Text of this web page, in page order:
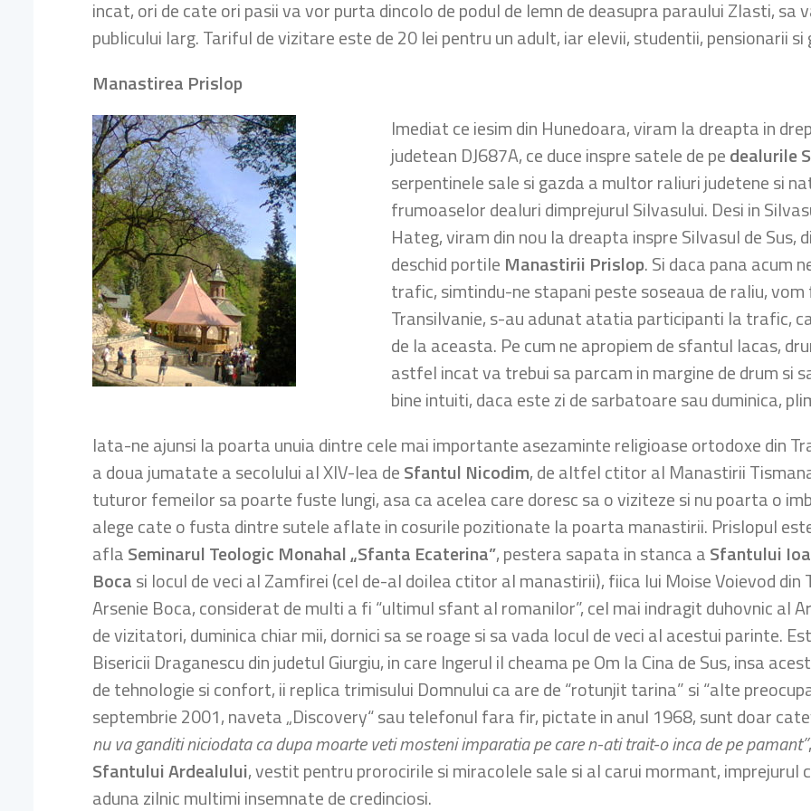
incat, ori de cate ori pasii va vor purta dincolo de podul de lemn de deasupra paraului Zlasti, sa
publicului larg. Tariful de vizitare este de 20 lei pentru un adult, iar elevii, studentii, pensionarii
Manastirea Prislop
Imediat ce iesim din Hunedoara, viram la dreapta in
judetean DJ687A, ce duce inspre satele de pedealurile
serpentinele sale si gazda a multor raliuri judetene si
frumoaselor dealuri dimprejurul Silvasului. Desi in
Hateg, viram din nou la dreapta inspre Silvasul de Sus,
deschid portile Manastirii Prislop. Si daca pana acum
trafic, simtindu-ne stapani peste soseaua de raliu,
Transilvanie, s-au adunat atatia participanti la trafic,
de la aceasta. Pe cum ne apropiem de sfantul lacas,
astfel incat va trebui sa parcam in margine de drum si
bine intuiti, daca este zi de sarbatoare sau duminica,
Iata-ne ajunsi la poarta unuia dintre cele mai importante asezaminte religioase ortodoxe din
a doua jumatate a secolului al XIV-lea deSfantul Nicodim, de altfel ctitor al Manastirii
tuturor femeilor sa poarte fuste lungi, asa ca acelea care doresc sa o viziteze si nu poarta o
alege cate o fusta dintre sutele aflate in cosurile pozitionate la poarta manastirii. Prislopul
aflaSeminarul Teologic Monahal „Sfanta Ecaterina”, pestera sapata in stanca aSfantului
Bocasi locul de veci al Zamfirei (cel de-al doilea ctitor al manastirii), fiica lui Moise Voievod
Arsenie Boca, considerat de multi a fi “ultimul sfant al romanilor”, cel mai indragit duhovnic al
de vizitatori, duminica chiar mii, dornici sa se roage si sa vada locul de veci al acestui parinte.
Bisericii Draganescu din judetul Giurgiu, in care Ingerul il cheama pe Om la Cina de Sus, insa
de tehnologie si confort, ii replica trimisului Domnului ca are de “rotunjit tarina” si “alte
septembrie 2001, naveta „Discovery“ sau telefonul fara fir, pictate in anul 1968, sunt doar
nu va ganditi niciodata ca dupa moarte veti mosteni imparatia pe care n-ati trait-o inca de pe pamant”
Sfantului Ardealului, vestit pentru prorocirile si miracolele sale si al carui mormant, imprejurul
aduna zilnic multimi insemnate de credinciosi.